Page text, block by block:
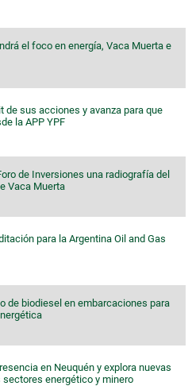
el foco en energía, Vaca Muerta e
de sus acciones y avanza para que
la APP YPF
de Inversiones una radiografía del
Vaca Muerta
para la Argentina Oil and Gas
de biodiesel en embarcaciones para
en Neuquén y explora nuevas
energético y minero